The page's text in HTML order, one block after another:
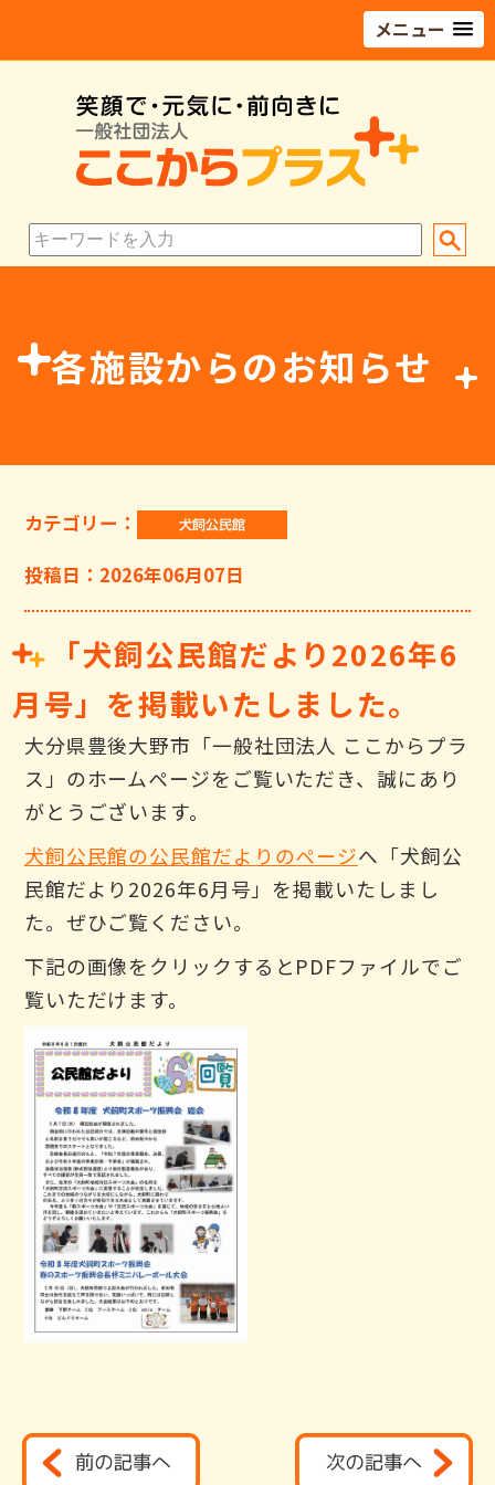
メニュー
各施設からのお知らせ
カテゴリー：
投稿日：2026年06月07日
「犬飼公民館だより2026年6
月号」を掲載いたしました。
大分県豊後大野市「一般社団法人 ここからプラ
ス」のホームページをご覧いただき、誠にあり
がとうございます。
犬飼公民館の公民館だよりのページへ「犬飼公
民館だより2026年6月号」を掲載いたしまし
た。ぜひご覧ください。
下記の画像をクリックするとPDFファイルでご
覧いただけます。